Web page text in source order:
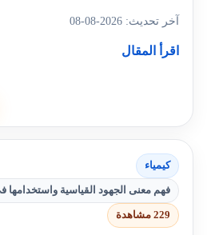
آخر تحديث: 2026-08-08
اقرأ المقال
كيمياء
فهم معنى الجهود القياسية واستخدامها
229 مشاهدة